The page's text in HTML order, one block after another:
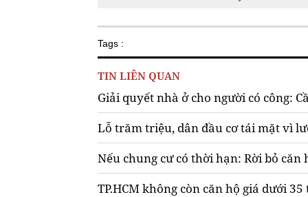
Tags :
TIN LIÊN QUAN
Giải quyết nhà ở cho người có công:
Lỗ trăm triệu, dân đầu cơ tái mặt vì
Nếu chung cư có thời hạn: Rời bỏ
TP.HCM không còn căn hộ giá dưới